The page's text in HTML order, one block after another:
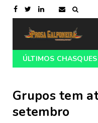
ÚLTIMOS CHASQUES
da Costa Doce
Grupos tem
setembro